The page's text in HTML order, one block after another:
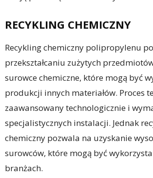
RECYKLING CHEMICZNY
Recykling chemiczny polipropylenu
przekształcaniu zużytych
surowce chemiczne, które mogą być
produkcji innych materiałów. Proces
zaawansowany technologicznie i
specjalistycznych instalacji. Jednak
chemiczny pozwala na uzyskanie
surowców, które mogą być
branżach.